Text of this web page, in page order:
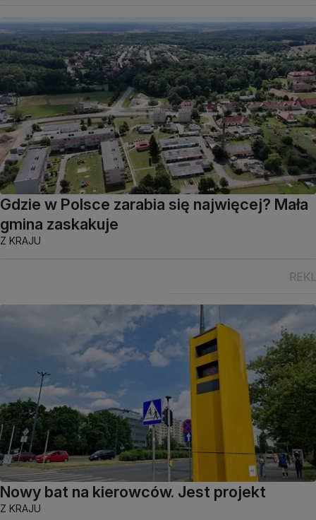
Gdzie w Polsce zarabia się najwięcej? Mała
gmina zaskakuje
Z KRAJU
Nowy bat na kierowców. Jest projekt
Z KRAJU